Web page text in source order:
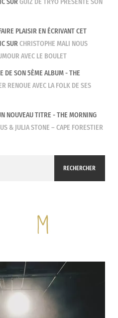
SURGUIZ DE TRYO PRÉSENTE SON
PLAISIR EN ÉCRIVANT CET
SURCHRISTOPHE MALI NOUS
AVEC LE BOULET
DE SON 5ÈME ALBUM - THE
RENOUE AVEC LA FOLK DE SES
NOUVEAU TITRE - THE MORNING
& JULIA STONE – CAPE FORESTIER